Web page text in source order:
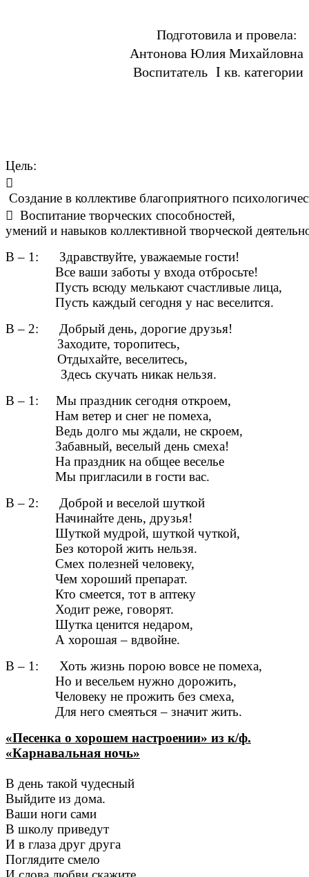
Подготовила и провела:
Антонова Юлия Михайловна
Воспитатель I кв. категории
Цель:

Создание в коллективе благоприятного
 Воспитание творческих способностей,
умений и навыков коллективной творческой
В – 1: Здравствуйте, уважаемые гости!
Все ваши заботы у входа отбросьте!
Пусть всюду мелькают счастливые лица,
Пусть каждый сегодня у нас веселится.
В – 2: Добрый день, дорогие друзья!
Заходите, торопитесь,
Отдыхайте, веселитесь,
Здесь скучать никак нельзя.
В – 1: Мы праздник сегодня откроем,
Нам ветер и снег не помеха,
Ведь долго мы ждали, не скроем,
Забавный, веселый день смеха!
На праздник на общее веселье
Мы пригласили в гости вас.
В – 2: Доброй и веселой шуткой
Начинайте день, друзья!
Шуткой мудрой, шуткой чуткой,
Без которой жить нельзя.
Смех полезней человеку,
Чем хороший препарат.
Кто смеется, тот в аптеку
Ходит реже, говорят.
Шутка ценится недаром,
А хорошая – вдвойне.
В – 1: Хоть жизнь порою вовсе не помеха,
Но и весельем нужно дорожить,
Человеку не прожить без смеха,
Для него смеяться – значит жить.
«Песенка о хорошем настроении» из к/ф.
«Карнавальная ночь»
В день такой чудесный
Выйдите из дома.
Ваши ноги сами
В школу приведут
И в глаза друг друга
Поглядите смело